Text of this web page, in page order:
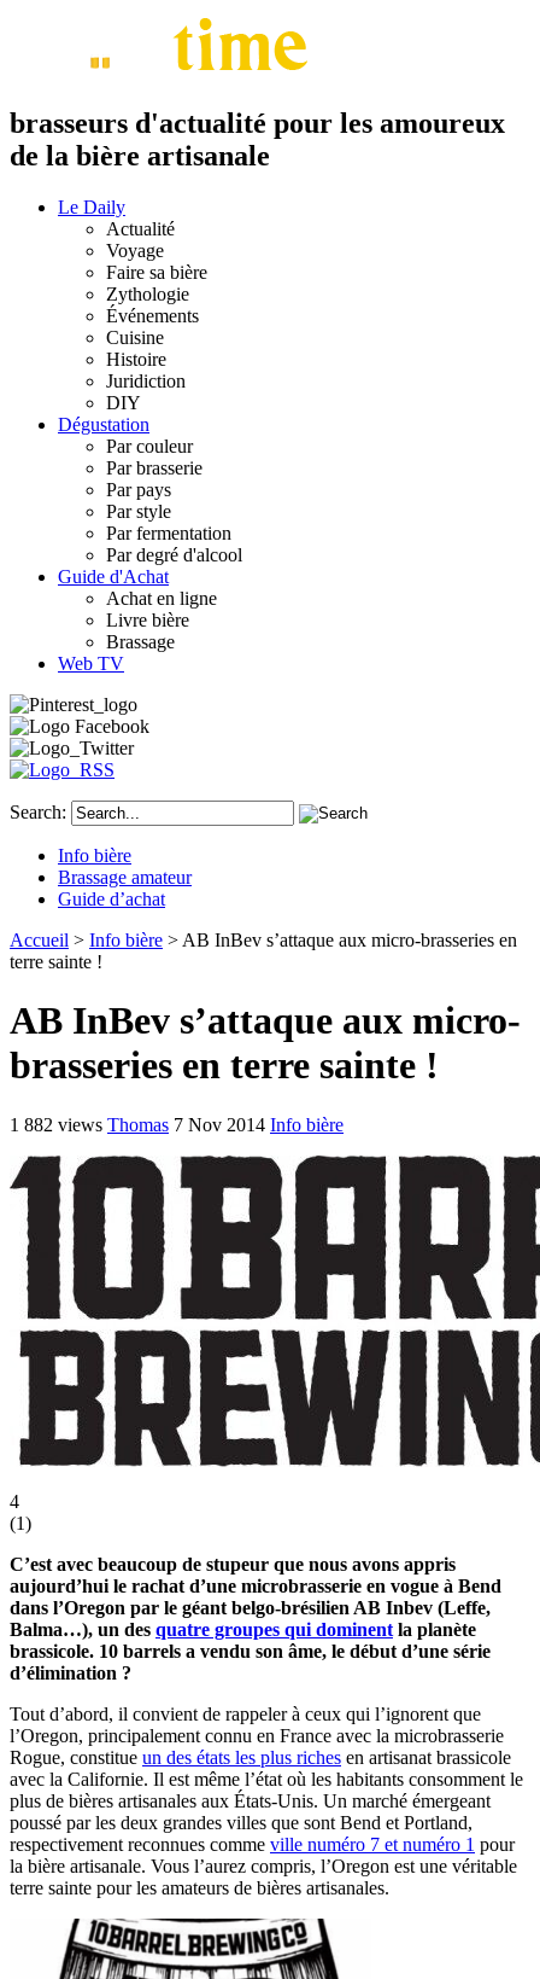
brasseurs d'actualité pour les amoureux
de la bière artisanale
Le Daily
Actualité
Voyage
Faire sa bière
Zythologie
Événements
Cuisine
Histoire
Juridiction
DIY
Dégustation
Par couleur
Par brasserie
Par pays
Par style
Par fermentation
Par degré d'alcool
Guide d'Achat
Achat en ligne
Livre bière
Brassage
Web TV
Search:
Info bière
Brassage amateur
Guide d’achat
Accueil > Info bière > AB InBev s’attaque aux micro-brasseries en
terre sainte !
AB InBev s’attaque aux micro-
brasseries en terre sainte !
1 882 views Thomas 7 Nov 2014 Info bière
4
(1)
C’est avec beaucoup de stupeur que nous avons appris
aujourd’hui le rachat d’une microbrasserie en vogue à Bend
dans l’Oregon par le géant belgo-brésilien AB Inbev (Leffe,
Balma…), un des quatre groupes qui dominent la planète
brassicole. 10 barrels a vendu son âme, le début d’une série
d’élimination ?
Tout d’abord, il convient de rappeler à ceux qui l’ignorent que
l’Oregon, principalement connu en France avec la microbrasserie
Rogue, constitue un des états les plus riches en artisanat brassicole
avec la Californie. Il est même l’état où les habitants consomment le
plus de bières artisanales aux États-Unis. Un marché émergeant
poussé par les deux grandes villes que sont Bend et Portland,
respectivement reconnues comme ville numéro 7 et numéro 1 pour
la bière artisanale. Vous l’aurez compris, l’Oregon est une véritable
terre sainte pour les amateurs de bières artisanales.